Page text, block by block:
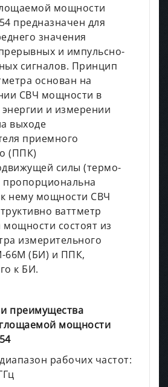
мощности
предназначен для
значения
и импульсно-
сигналов. Принцип
основан на
СВЧ мощности в
и измерении
выходе
приемного
(ППК)
силы (термо-
пропорциональна
нему мощности СВЧ
ваттметр
состоят из
измерительного
66М (БИ) и ППК,
к БИ.
преимущества
мощности
рабочих частот: